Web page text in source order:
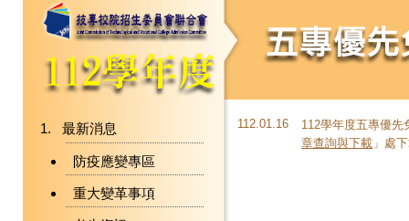
最新消息
防疫應變專區
重大變革事項
112.01.16
112學年度五專優先
章查詢與下載 」處